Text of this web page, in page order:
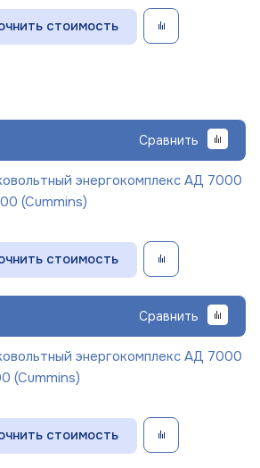
стоимость
Сравнить
энергокомплекс АД 7000
(Cummins)
стоимость
Сравнить
энергокомплекс АД 7000
(Cummins)
стоимость